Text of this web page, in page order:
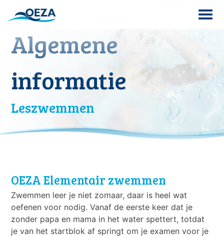
Search
Algemene
informatie
Leszwemmen
OEZA Elementair zwemmen
Zwemmen leer je niet zomaar, daar is heel wat
oefenen voor nodig. Vanaf de eerste keer dat je
zonder papa en mama in het water spettert, totdat
je van het startblok af springt om je examen voor je